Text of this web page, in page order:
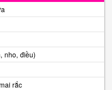
nho, điều)
rắc